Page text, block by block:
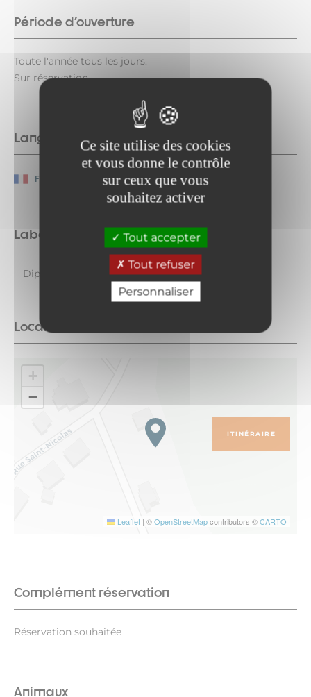
Ce site utilise des cookies
et vous donne le contrôle
sur ceux que vous
souhaitez activer
Tout accepter
Tout refuser
Personnaliser
Période d'ouverture
Toute l'année tous les jours.
Sur réservation.
Langues parlées
Français
Labels
Diplôme d'état
Localisation
+
−
Leaflet | ©OpenStreetMapcontributors ©CARTO
ITINÉRAIRE
Complément réservation
Réservation souhaitée
Animaux